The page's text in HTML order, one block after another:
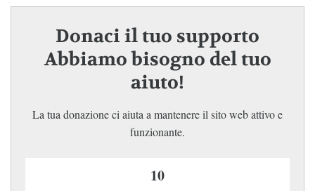
Donaci il tuo supporto
Abbiamo bisogno del tuo
aiuto!
La tua donazione ci aiuta a mantenere il sito web attivo e
funzionante.